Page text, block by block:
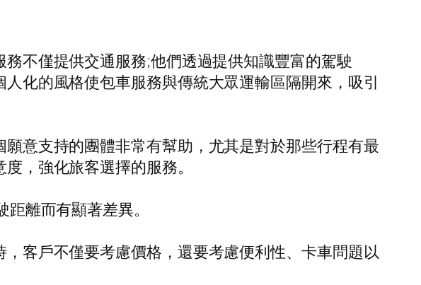
不僅提供交通服務;他們透過提供知識豐富的駕駛
化的風格使包車服務與傳統大眾運輸區隔開來，吸引
意支持的團體非常有幫助，尤其是對於那些行程有最
，強化旅客選擇的服務。
離而有顯著差異。
客戶不僅要考慮價格，還要考慮便利性、卡車問題以